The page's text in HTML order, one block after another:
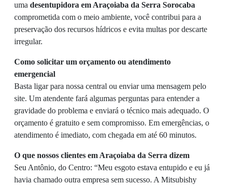
uma desentupidora em Araçoiaba da Serra Sorocaba
comprometida com o meio ambiente, você contribui para a
preservação dos recursos hídricos e evita multas por descarte
irregular.
Como solicitar um orçamento ou atendimento
emergencial
Basta ligar para nossa central ou enviar uma mensagem pelo
site. Um atendente fará algumas perguntas para entender a
gravidade do problema e enviará o técnico mais adequado. O
orçamento é gratuito e sem compromisso. Em emergências, o
atendimento é imediato, com chegada em até 60 minutos.
O que nossos clientes em Araçoiaba da Serra dizem
Seu Antônio, do Centro: “Meu esgoto estava entupido e eu já
havia chamado outra empresa sem sucesso. A Mitsubishy